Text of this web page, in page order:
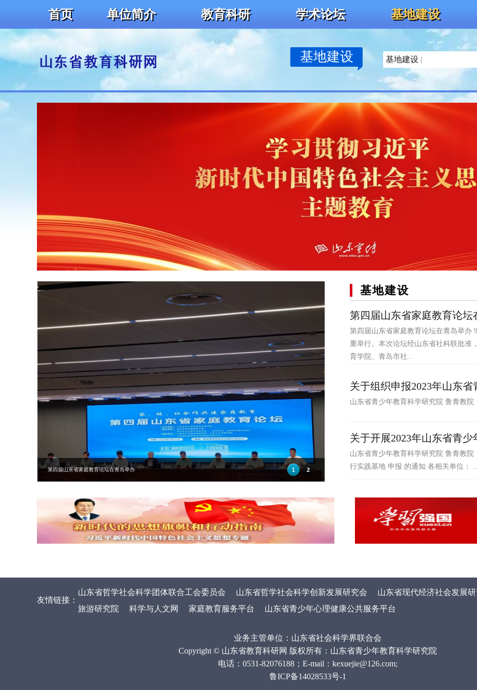
首页 单位简介 教育科研 学术论坛 基地建设
基地建设 基地建设 |
第四届山东省家庭教育论坛在青岛举办 1 2
基地建设
第四届山东省家庭教育论坛
第四届山东省家庭教育论坛在青岛举办
重举行。本次论坛经山东省社科联批准
育学院、青岛市社..
关于组织申报2023年山东
山东省青少年教育科学研究院 鲁青教院
关于开展2023年山东省青
山东省青少年教育科学研究院 鲁青教院
行实践基地 申报 的通知 各相关单位： ..
友情链接：
山东省哲学社会科学团体联合工会委员会 山东省哲学社会科学创新发展研究会 山东省现代经济社会发展
旅游研究院
科学与人文网 家庭教育服务平台 山东省青少年心理健康公共服务平台
业务主管单位：山东省社会科学界联合会
Copyright © 山东省教育科研网 版权所有：山东省青少年教育科学研究院
电话：0531-82076188；E-mail：kexuejie@126.com;
鲁ICP备14028533号-1